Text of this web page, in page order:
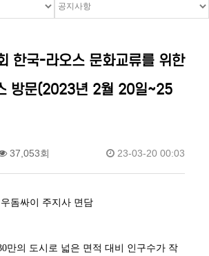
한국-라오스 문화교류를 위한
방문(2023년 2월 20일~25
37,053회 23-03-20 00:03
돔싸이 주지사 면담
만의 도시로 넓은 면적 대비 인구수가 작